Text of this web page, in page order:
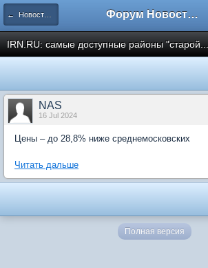
← Новости рынка недвижимости Форум Новостройки
IRN.RU: самые доступные районы "старой...
NAS
16 Jul 2024
Цены – до 28,8% ниже среднемосковских
Читать дальше
Полная версия